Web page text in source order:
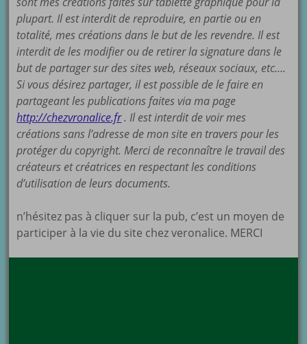
plupart. Il est interdit de reproduire, en partie ou en
totalité, mes créations dans le but de les revendre. Il est
interdit de les modifier ou de retirer la signature dans le
but de partager sur des sites web, réseaux sociaux, etc….
Si vous désirez partager, il est possible de le faire en
partageant les publications faites via ma page
http://chezvronalice.fr. Il est interdit de voir mes
créations sans l’adresse de mon site en travers pour les
protéger du copyright. Merci de reconnaître le travail des
créateurs et créatrices en respectant les conditions
d’utilisation de leurs documents.
n’hésitez pas à cliquer sur la pub, c’est un moyen de
participer à la vie du site chez veronalice. MERCI